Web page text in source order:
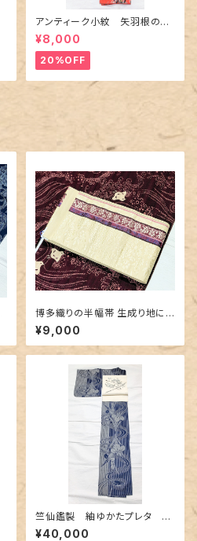
アンティーク小紋 矢羽根の地
紋に短冊柄 裄６６cm
¥8,000
20%OFF
博多織りの半幅帯 生成り地に
豪華な地紋＆赤紫色
¥9,000
竺仙鑑製 紬ゆかたプレタ 縞
と流水と菖蒲
¥40,000